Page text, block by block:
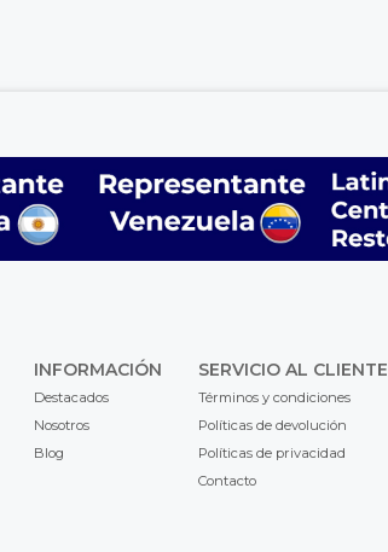
INFORMACIÓN
Destacados
Nosotros
Blog
SERVICIO AL CLIENTE
Términos y condiciones
Políticas de devolución
Políticas de privacidad
Contacto